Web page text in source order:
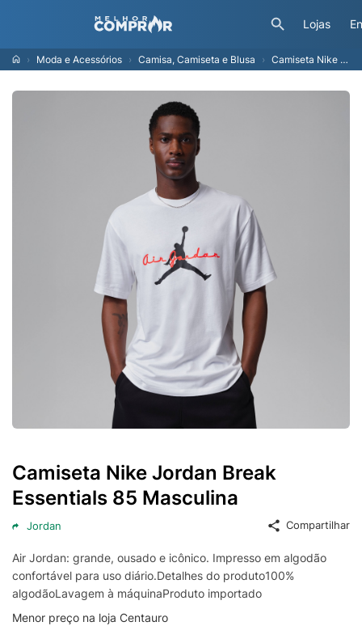
Lojas
Moda e Acessórios Camisa, Camiseta e Blusa Camiseta Nike Jordan Break Essentials 85 Masculina
Camiseta Nike Jordan Break
Essentials 85 Masculina
Jordan Compartilhar
Air Jordan: grande, ousado e icônico. Impresso em algodão
confortável para uso diário.Detalhes do produto100%
algodãoLavagem à máquinaProduto importado
Menor preço na loja Centauro